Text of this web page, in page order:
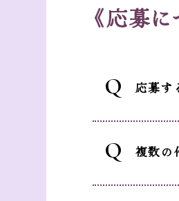
《応募に
Q 応募す
Q 複数の